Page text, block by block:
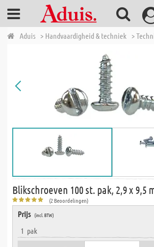
Aduis > Handvaardigheid & techniek >
Blikschroeven 100 st. pak, 2,9 x 9,5
(2 Beoordelingen)
Prijs (incl. BTW)
1 pak